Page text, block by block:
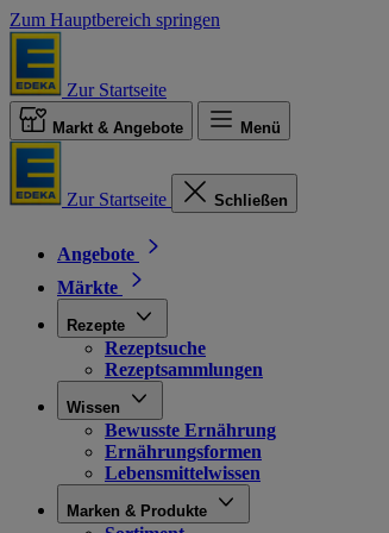
Zum Hauptbereich springen
Zur Startseite
Markt & Angebote Menü
Zur Startseite Schließen
Angebote
Märkte
Rezepte
Rezeptsuche
Rezeptsammlungen
Wissen
Bewusste Ernährung
Ernährungsformen
Lebensmittelwissen
Marken & Produkte